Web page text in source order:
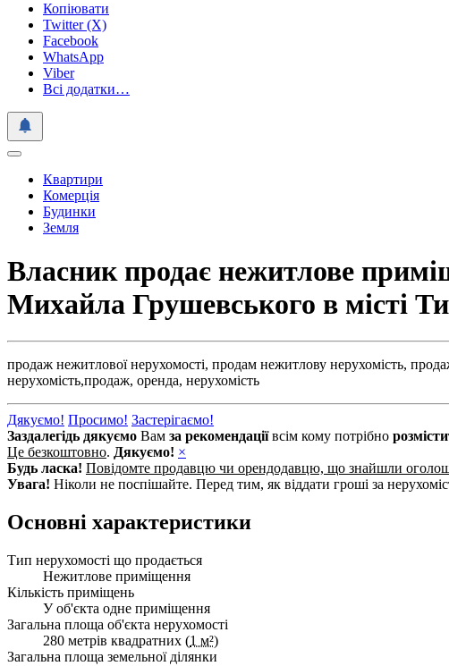
Копіювати
Twitter (X)
Facebook
WhatsApp
Viber
Всі додатки…
Квартири
Комерція
Будинки
Земля
Власник продає нежитлове
Михайла Грушевського в місті
продаж нежитлової нерухомості, продам нежитлову нерухомість,
нерухомість,продаж, оренда, нерухомість
Дякуємо! Просимо! Застерігаємо!
Заздалегідь дякуємо Вам за рекомендаціївсім кому потрібно
Це безкоштовно. Дякуємо! ×
Будь ласка! Повідомте продавцю чи орендодавцю, що знайшли
Увага! Ніколи не поспішайте. Перед тим, як віддати гроші за
Основні характеристики
Тип нерухомості що продається
Нежитлове приміщення
Кількість приміщень
У об'єкта одне приміщення
Загальна площа об'єкта нерухомості
280 метрів квадратних (1 м²)
Загальна площа земельної ділянки